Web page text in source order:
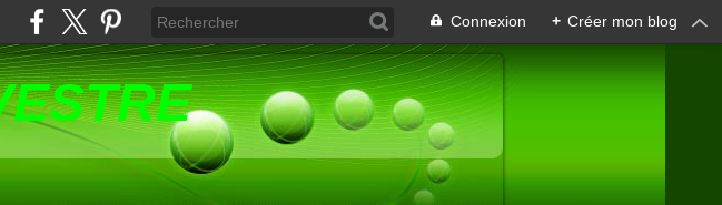
Connexion + Créer mon blog